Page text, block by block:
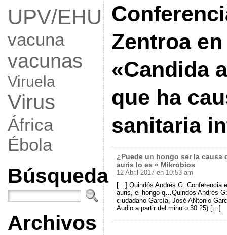
UPV/EHU
vacuna
vacunas
Viruela
Virus
África
Ébola
Búsqueda
Archivos
Zentroa
«Candida
que ha
sanitaria
¿Puede un hongo ser la causa
auris lo es « Mikrobios
12 Abril 2017 en 10:53 am
[…] Quindós Andrés G: Conferencia
auris, el hongo q…Quindós Andrés
ciudadano García, José ANtonio
Audio a partir del minuto 30:25) […]